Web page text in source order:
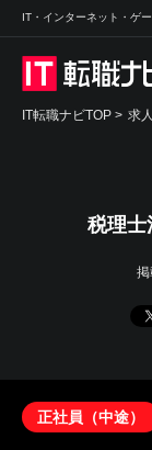
IT・インターネット・ゲ
IT転職ナビTOP > 求
税理士
掲
正社員（中途）